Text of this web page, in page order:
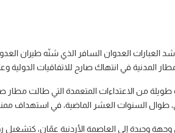
بأشد العبارات العدوان السافر الذي شنّه طيران
في انتهاك صارح للاتفاقيات الدولية وعلى
وجهة وحيدة إلى العاصمة الأردنية عمّان،